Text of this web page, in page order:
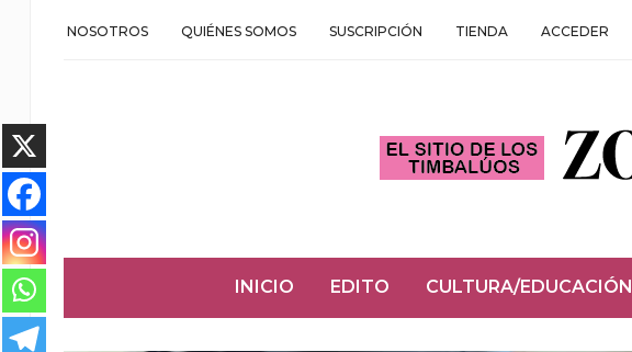
NOSOTROS QUIÉNES SOMOS SUSCRIPCIÓN TIENDA ACCEDER
INICIO EDITO CULTURA/EDUCACIÓN